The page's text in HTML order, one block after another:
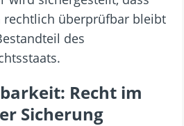
rechtlich überprüfbar bleibt
des
Recht im
Sicherung